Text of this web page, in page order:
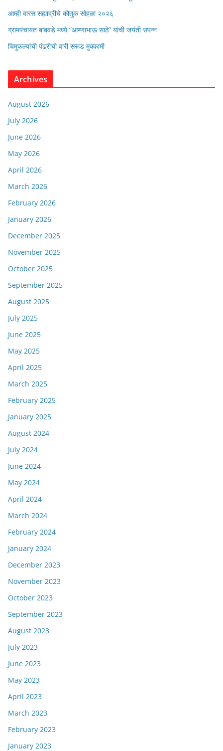
आम्ही वारस सह्याद्रीचे कौतुक सोहळा २०२६
ग्रामपंचायत बांबवडे मध्ये “आण्णाभाऊ साठे” यांची जयंती संपन्न
चिमुकल्यांची पंढरीची वारी सरूड मुक्कामी
Archives
August 2026
July 2026
June 2026
May 2026
April 2026
March 2026
February 2026
January 2026
December 2025
November 2025
October 2025
September 2025
August 2025
July 2025
June 2025
May 2025
April 2025
March 2025
February 2025
January 2025
August 2024
July 2024
June 2024
May 2024
April 2024
March 2024
February 2024
January 2024
December 2023
November 2023
October 2023
September 2023
August 2023
July 2023
June 2023
May 2023
April 2023
March 2023
February 2023
January 2023